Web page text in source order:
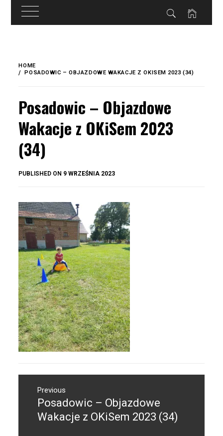
treści
content
HOME
POSADOWIC – OBJAZDOWE WAKACJE Z OKISEM 2023 (34)
Posadowic – Objazdowe
Wakacje z OKiSem 2023
(34)
PUBLISHED ON 9 WRZEŚNIA 2023
wpisuPrevious
Previous
post:
Posadowic – Objazdowe
Wakacje z OKiSem 2023 (34)